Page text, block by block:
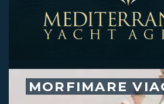
MORFIMARE